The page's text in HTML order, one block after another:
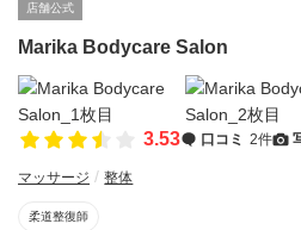
店舗公式
Marika Bodycare Salon
3.53 口コミ 2件
マッサージ 整体
柔道整復師